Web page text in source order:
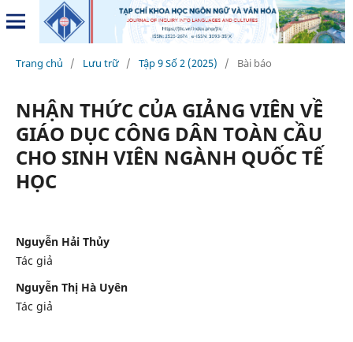
Trang chủ / Lưu trữ / Tập 9 Số 2 (2025) / Bài báo
NHẬN THỨC CỦA GIẢNG VIÊN VỀ
GIÁO DỤC CÔNG DÂN TOÀN CẦU
CHO SINH VIÊN NGÀNH QUỐC TẾ
HỌC
Nguyễn Hải Thủy
Tác giả
Nguyễn Thị Hà Uyên
Tác giả